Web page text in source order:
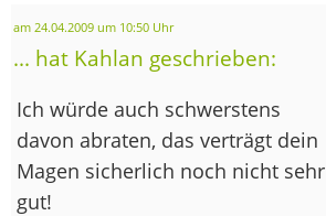
am 24.04.2009 um 10:50 Uhr
... hat Kahlan geschrieben:
Ich würde auch schwerstens
davon abraten, das verträgt dein
Magen sicherlich noch nicht sehr
gut!